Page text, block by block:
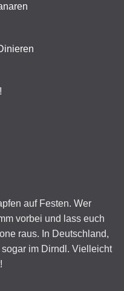
auf Festen. Wer
vorbei und lass euch
raus. In Deutschland,
im Dirndl. Vielleicht